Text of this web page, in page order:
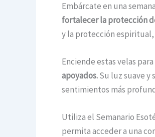
Embárcate en una
fortalecer la protección
y la protección espiritual,
Enciende estas velas
apoyados.Su luz suave
sentimientos más
Utiliza el Semanario
permita acceder a una